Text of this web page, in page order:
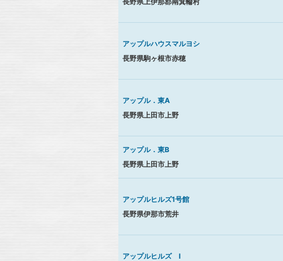
アップルハウスマルヨシ
長野県駒ヶ根市赤穂
アップル．東A
長野県上田市上野
アップル．東B
長野県上田市上野
アップルヒルズ1号館
長野県伊那市荒井
アップルヒルズ Ⅰ